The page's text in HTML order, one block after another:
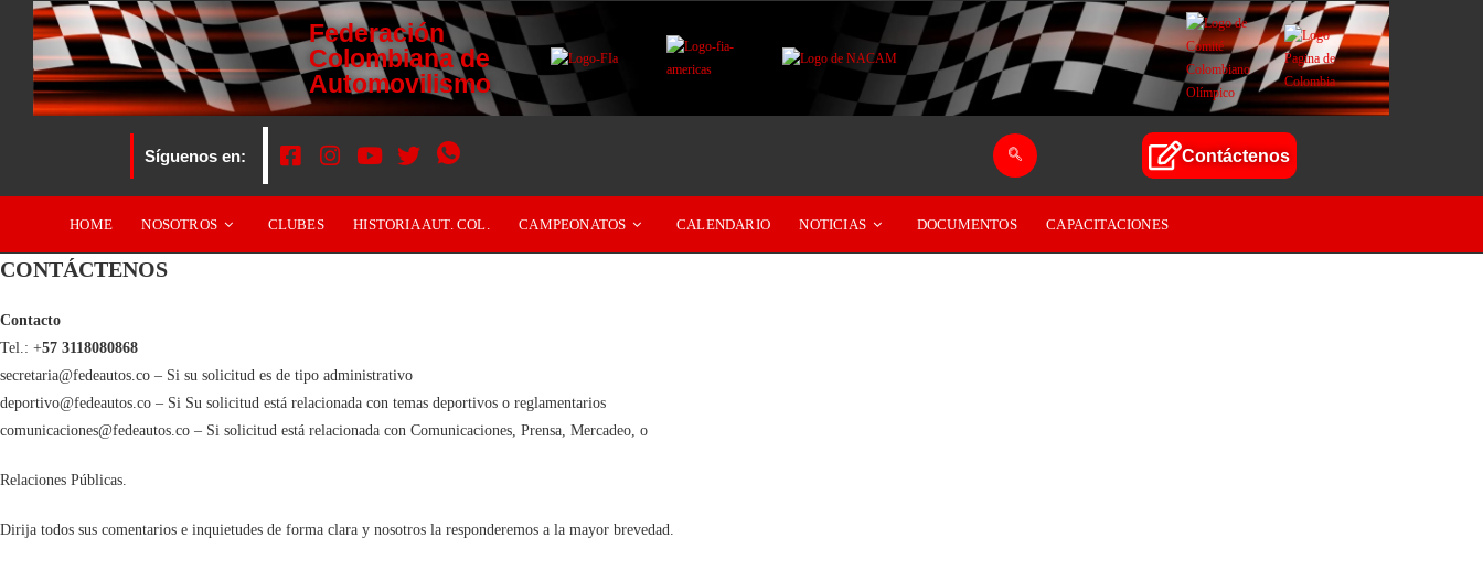
Federación
Colombiana de
Automovilismo
Síguenos en: Contáctenos
HOME NOSOTROS CLUBES HISTORIA AUT. COL. CAMPEONATOS CALENDARIO NOTICIAS DOCUMENTOS CAPACITACIONES
CONTÁCTENOS
Contacto
Tel.: +57 3118080868
secretaria@fedeautos.co – Si su solicitud es de tipo administrativo
deportivo@fedeautos.co – Si Su solicitud está relacionada con temas deportivos o reglamentarios
comunicaciones@fedeautos.co – Si solicitud está relacionada con Comunicaciones, Prensa, Mercadeo, o
Relaciones Públicas.
Dirija todos sus comentarios e inquietudes de forma clara y nosotros la responderemos a la mayor brevedad.